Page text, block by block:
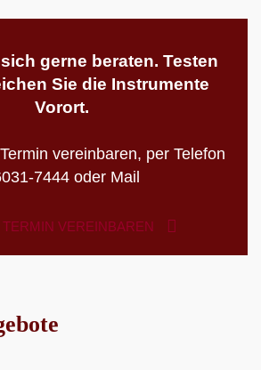
gerne beraten. Testen
Sie die Instrumente
Vorort.
vereinbaren, per Telefon
7444 oder Mail
VEREINBAREN